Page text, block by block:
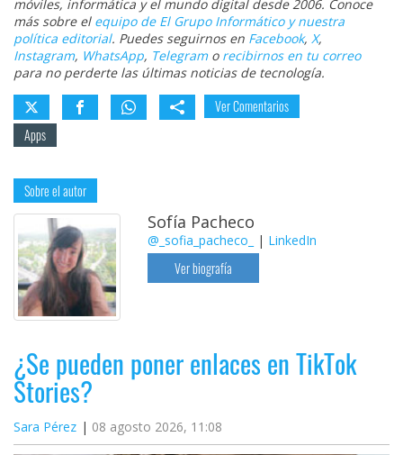
móviles, informática y el mundo digital desde 2006. Conoce
más sobre el equipo de El Grupo Informático y nuestra
política editorial. Puedes seguirnos en Facebook, X,
Instagram, WhatsApp, Telegramo recibirnos en tu correo
para no perderte las últimas noticias de tecnología.
Ver Comentarios
Apps
Sobre el autor
Sofía Pacheco
@_sofia_pacheco_ | LinkedIn
Ver biografía
¿Se pueden poner enlaces en TikTok
Stories?
Sara Pérez 08 agosto 2026, 11:08